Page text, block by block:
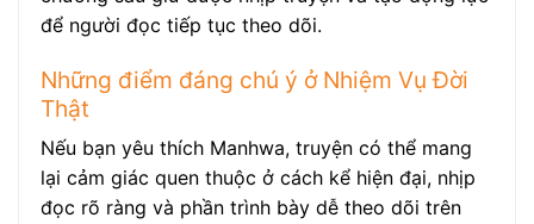
để người đọc tiếp tục theo dõi.
Những điểm đáng chú ý ở Nhiệm Vụ Đời
Thật
Nếu bạn yêu thích Manhwa, truyện có thể mang
lại cảm giác quen thuộc ở cách kể hiện đại, nhịp
đọc rõ ràng và phần trình bày dễ theo dõi trên